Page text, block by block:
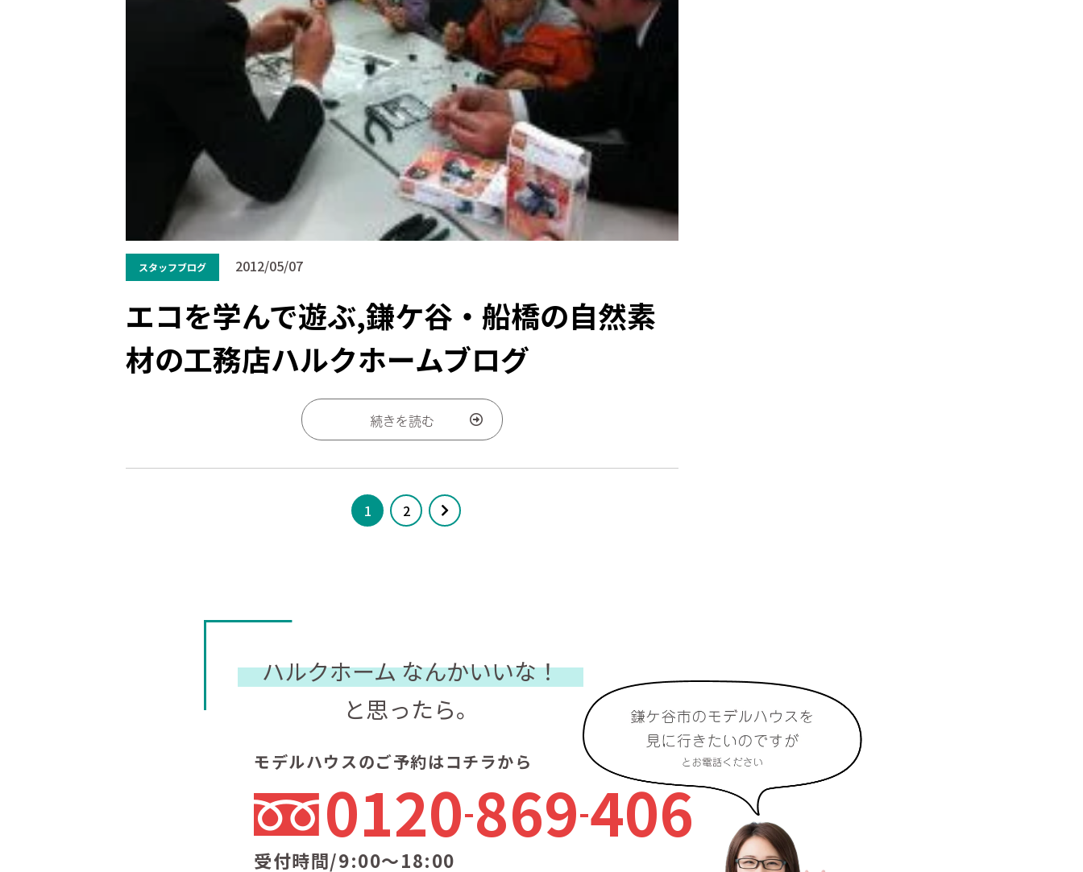
スタッフブログ 2012/05/07
エコを学んで遊ぶ,鎌ケ谷・船橋の自然素
材の工務店ハルクホームブログ
続きを読む
1 2
ハルクホームなんかいいな！
と思ったら。
モデルハウスのご予約はコチラから
0120869406
受付時間/9:00〜18:00